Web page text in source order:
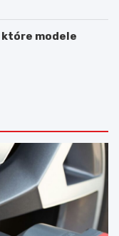
które modele